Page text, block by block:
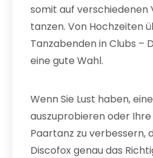
somit auf verschiedenen
tanzen. Von Hochzeiten
Tanzabenden in Clubs –
eine gute Wahl.
Wenn Sie Lust haben,
auszuprobieren oder
Paartanz zu verbessern,
Discofox genau das